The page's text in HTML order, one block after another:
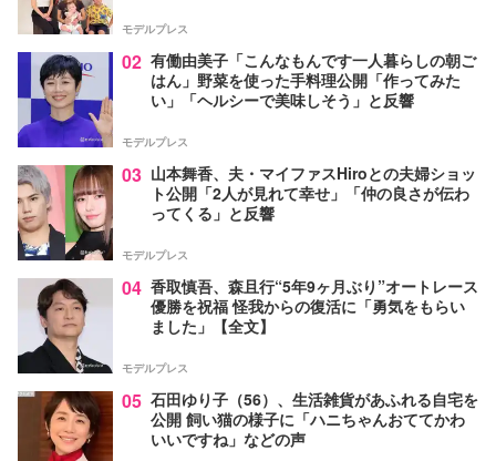
モデルプレス
02 有働由美子「こんなもんです一人暮らしの朝ご
はん」野菜を使った手料理公開「作ってみた
い」「ヘルシーで美味しそう」と反響
モデルプレス
03 山本舞香、夫・マイファスHiroとの夫婦ショッ
ト公開「2人が見れて幸せ」「仲の良さが伝わ
ってくる」と反響
モデルプレス
04 香取慎吾、森且行“5年9ヶ月ぶり”オートレース
優勝を祝福 怪我からの復活に「勇気をもらい
ました」【全文】
モデルプレス
05 石田ゆり子（56）、生活雑貨があふれる自宅を
公開 飼い猫の様子に「ハニちゃんおててかわ
いいですね」などの声